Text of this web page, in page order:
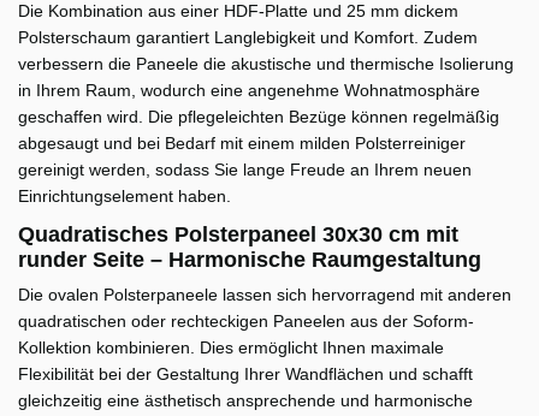
Die Kombination aus einer HDF-Platte und 25 mm dickem
Polsterschaum garantiert Langlebigkeit und Komfort. Zudem
verbessern die Paneele die akustische und thermische Isolierung
in Ihrem Raum, wodurch eine angenehme Wohnatmosphäre
geschaffen wird. Die pflegeleichten Bezüge können regelmäßig
abgesaugt und bei Bedarf mit einem milden Polsterreiniger
gereinigt werden, sodass Sie lange Freude an Ihrem neuen
Einrichtungselement haben.
Quadratisches Polsterpaneel 30x30 cm mit
runder Seite – Harmonische Raumgestaltung
Die ovalen Polsterpaneele lassen sich hervorragend mit anderen
quadratischen oder rechteckigen Paneelen aus der Soform-
Kollektion kombinieren. Dies ermöglicht Ihnen maximale
Flexibilität bei der Gestaltung Ihrer Wandflächen und schafft
gleichzeitig eine ästhetisch ansprechende und harmonische